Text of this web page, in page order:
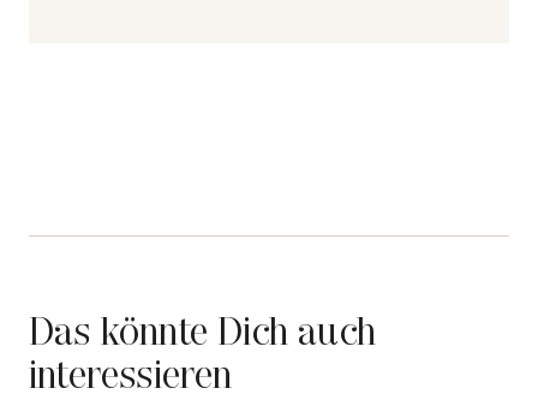
Das könnte Dich auch
interessieren